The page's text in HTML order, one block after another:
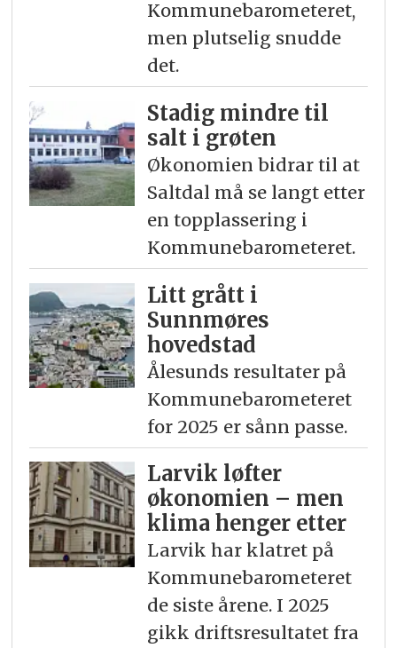
Kommunebarometeret,
men plutselig snudde
det.
Stadig mindre til
salt i grøten
Økonomien bidrar til at
Saltdal må se langt etter
en topplassering i
Kommunebarometeret.
Litt grått i
Sunnmøres
hovedstad
Ålesunds resultater på
Kommunebarometeret
for 2025 er sånn passe.
Larvik løfter
økonomien – men
klima henger etter
Larvik har klatret på
Kommunebarometeret
de siste årene. I 2025
gikk driftsresultatet fra